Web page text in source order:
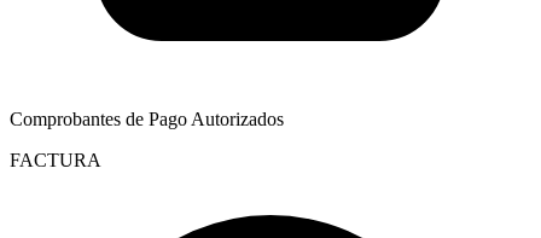
Comprobantes de Pago Autorizados
FACTURA